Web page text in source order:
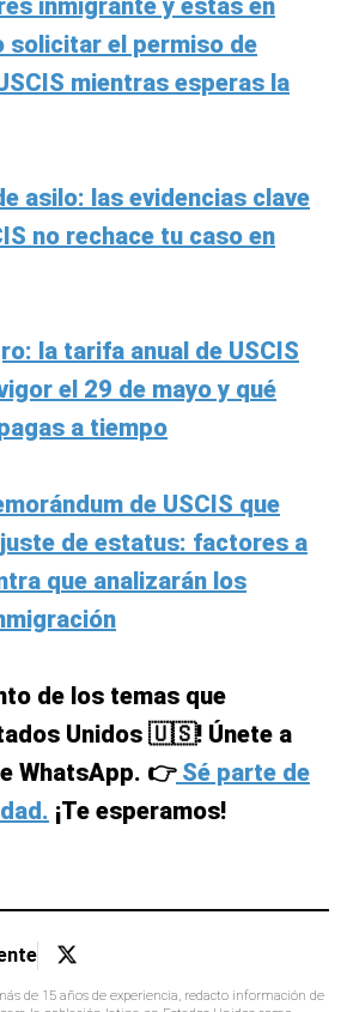
solicitar el permiso de
mientras esperas la
asilo: las evidencias clave
no rechace tu caso en
la tarifa anual de USCIS
el 29 de mayo y qué
a tiempo
de USCIS que
de estatus: factores a
que analizarán los
de los temas que
Unidos 🇺🇸! Únete a
WhatsApp. 👉Sé parte de
¡Te esperamos!
de 15 años de experiencia, redacto información de